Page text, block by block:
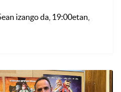
izango da, 19:00etan,